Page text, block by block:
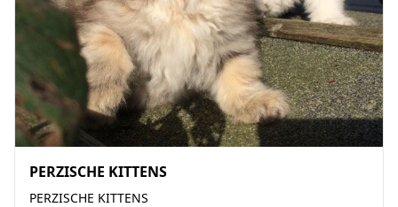
PERZISCHE KITTENS
PERZISCHE KITTENS